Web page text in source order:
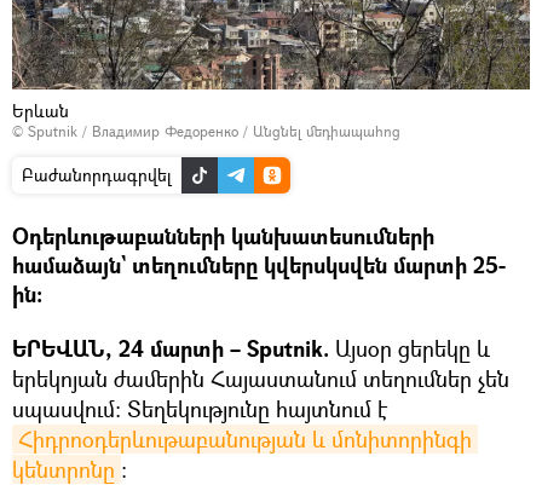
Երևան
© Sputnik / Владимир Федоренко / Անցնել մեդիապահոց
Բաժանորդագրվել
Օդերևութաբանների կանխատեսումների
համաձայն` տեղումները կվերսկսվեն մարտի 25-
ին։
ԵՐԵՎԱՆ, 24 մարտի – Sputnik. Այսօր ցերեկը և
երեկոյան ժամերին Հայաստանում տեղումներ չեն
սպասվում։ Տեղեկությունը հայտնում է
Հիդրոօդերևութաբանության և մոնիտորինգի
կենտրոնը ։